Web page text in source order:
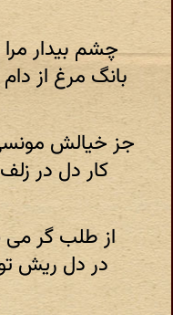
چشم بیدار
بانگ مرغ از
جز خیالش
کار دل در
از طلب گر می
در دل ریش